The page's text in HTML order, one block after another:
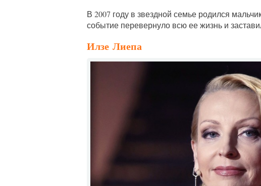
В 2007 году в звездной семье родился
событие перевернуло всю ее жизнь и
Илзе Лиепа